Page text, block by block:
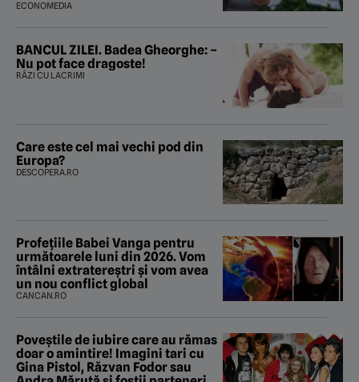
ECONOMEDIA
BANCUL ZILEI. Badea Gheorghe: –
Nu pot face dragoste!
RÂZI CU LACRIMI
Care este cel mai vechi pod din
Europa?
DESCOPERA.RO
Profețiile Babei Vanga pentru
următoarele luni din 2026. Vom
întâlni extratereștri și vom avea
un nou conflict global
CANCAN.RO
Poveştile de iubire care au rămas
doar o amintire! Imagini tari cu
Gina Pistol, Răzvan Fodor sau